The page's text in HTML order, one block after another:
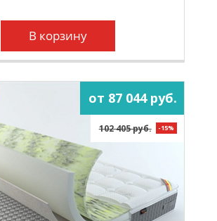
В корзину
от 87 044 руб.
102 405 руб. -15%